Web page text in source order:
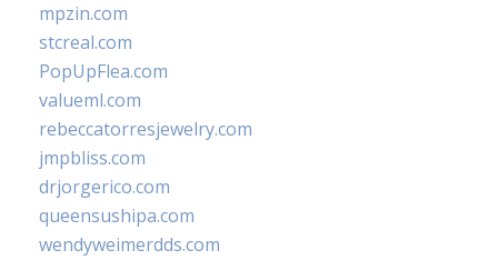
mpzin.com
stcreal.com
PopUpFlea.com
valueml.com
rebeccatorresjewelry.com
jmpbliss.com
drjorgerico.com
queensushipa.com
wendyweimerdds.com